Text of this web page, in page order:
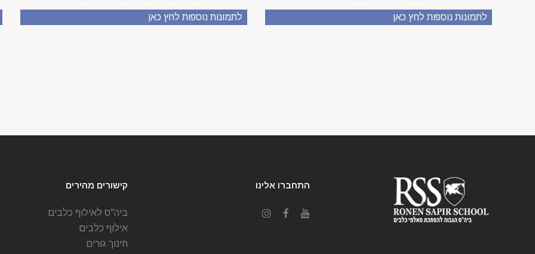
לתמונות נוספות לחץ כאן לתמונות נוספות לחץ כאן
התחברו אלינו קישורים מהירים
ביה"ס לאילוף כלבים
אילוף כלבים
חינוך גורים